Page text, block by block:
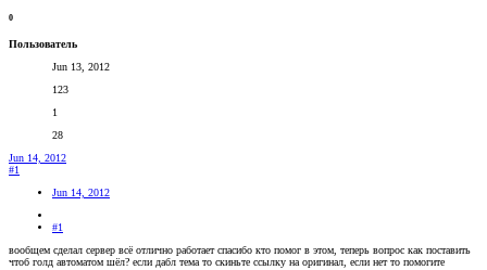
0
Пользователь
Jun 13, 2012
123
1
28
Jun 14, 2012
#1
Jun 14, 2012
#1
вообщем сделал сервер всё отлично работает спасибо кто помог в этом, теперь вопрос как поставить
чтоб голд автоматом шёл? если дабл тема то скиньте ссылку на оригинал, если нет то помогите